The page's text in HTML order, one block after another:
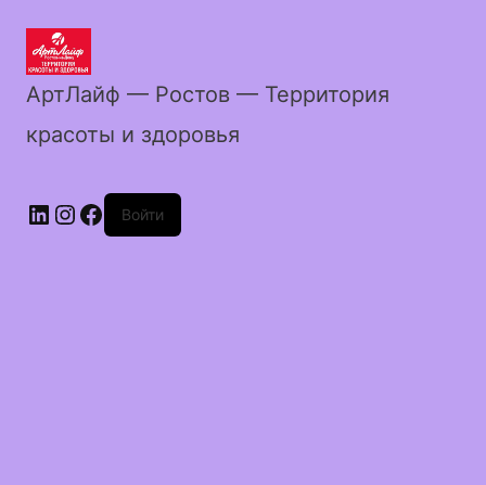
АртЛайф — Ростов — Территория
красоты и здоровья
LinkedIn
Instagram
Facebook
Войти